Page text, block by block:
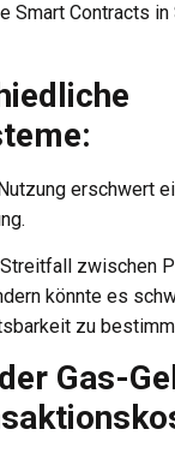
Smart Contracts
erschwert
zwischen
könnte es
zu
Gas-